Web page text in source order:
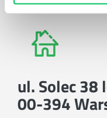
ul. Solec 38
00-394